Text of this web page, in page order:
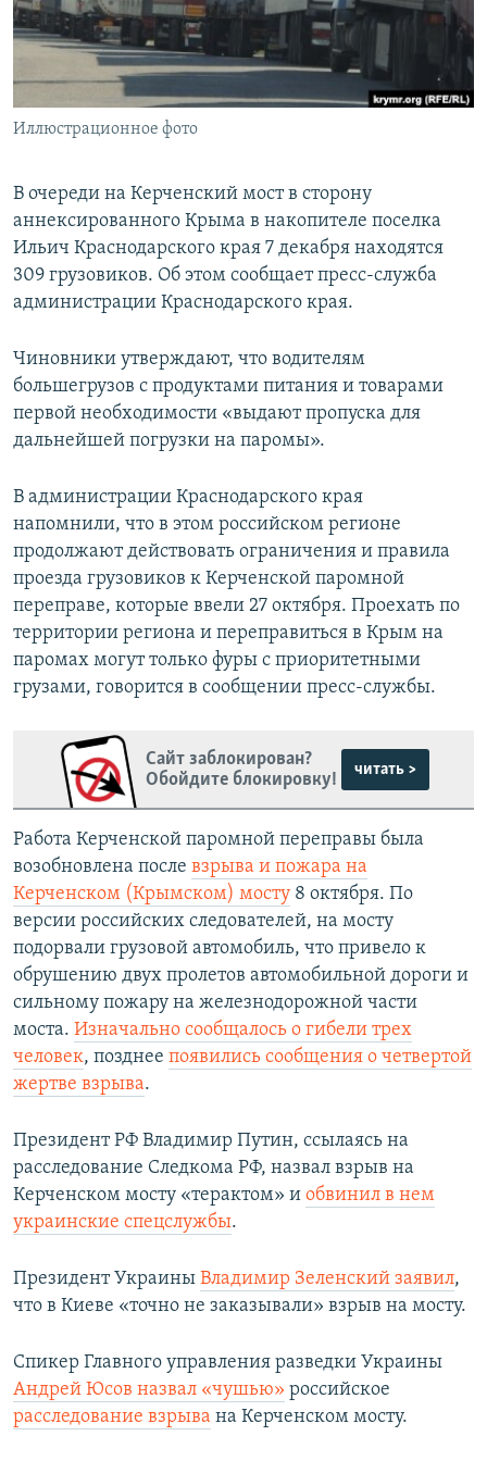
ПОБЕДИТЕЛЕЙ НЕ СУДЯТ?
КРЫМ.НЕПОКОРЕННЫЙ
УКРАИНСКАЯ ПРОБЛЕМА КРЫМА
ПРИСОЕДИНЯЙТЕСЬ!
Иллюстрационное фото
В очереди на Керченский мост в сторону
аннексированного Крыма в накопителе поселка
Ильич Краснодарского края 7 декабря находятся
309 грузовиков. Об этом сообщает пресс-служба
администрации Краснодарского края.
Чиновники утверждают, что водителям
большегрузов с продуктами питания и товарами
первой необходимости «выдают пропуска для
дальнейшей погрузки на паромы».
В администрации Краснодарского края
напомнили, что в этом российском регионе
продолжают действовать ограничения и правила
проезда грузовиков к Керченской паромной
переправе, которые ввели 27 октября. Проехать по
территории региона и переправиться в Крым на
паромах могут только фуры с приоритетными
грузами, говорится в сообщении пресс-службы.
Сайт заблокирован?
Обойдите блокировку!
читать >
Работа Керченской паромной переправы была
возобновлена после взрыва и пожара на
Керченском (Крымском) мосту 8 октября. По
версии российских следователей, на мосту
подорвали грузовой автомобиль, что привело к
обрушению двух пролетов автомобильной дороги и
сильному пожару на железнодорожной части
моста. Изначально сообщалось о гибели трех
человек, позднее появились сообщения о четвертой
жертве взрыва.
Президент РФ Владимир Путин, ссылаясь на
расследование Следкома РФ, назвал взрыв на
Керченском мосту «терактом» и обвинил в нем
украинские спецслужбы.
Президент Украины Владимир Зеленский заявил,
что в Киеве «точно не заказывали» взрыв на мосту.
Спикер Главного управления разведки Украины
Андрей Юсов назвал «чушью» российское
расследование взрыва на Керченском мосту.